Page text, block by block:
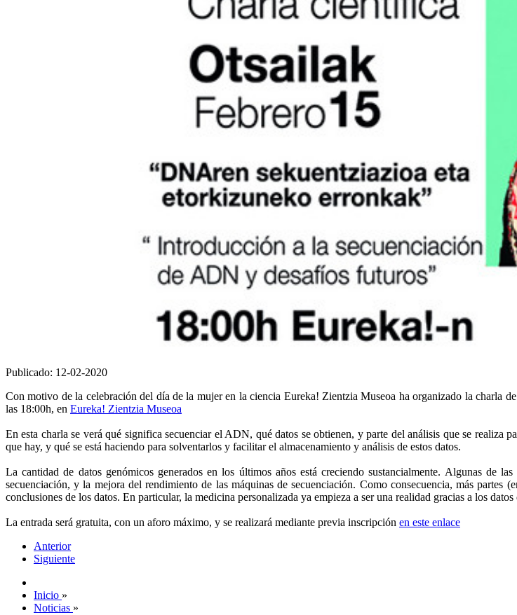
Publicado: 12-02-2020
Con motivo de la celebración del día de la mujer en la ciencia Eureka! Zientzia Museoa ha organizado la charla
las 18:00h, en Eureka! Zientzia Museoa
En esta charla se verá qué significa secuenciar el ADN, qué datos se obtienen, y parte del análisis que se realiza
que hay, y qué se está haciendo para solventarlos y facilitar el almacenamiento y análisis de estos datos.
La cantidad de datos genómicos generados en los últimos años está creciendo sustancialmente. Algunas de
secuenciación, y la mejora del rendimiento de las máquinas de secuenciación. Como consecuencia, más partes
conclusiones de los datos. En particular, la medicina personalizada ya empieza a ser una realidad gracias a los
La entrada será gratuita, con un aforo máximo, y se realizará mediante previa inscripción en este enlace
Anterior
Siguiente
Inicio »
Noticias »